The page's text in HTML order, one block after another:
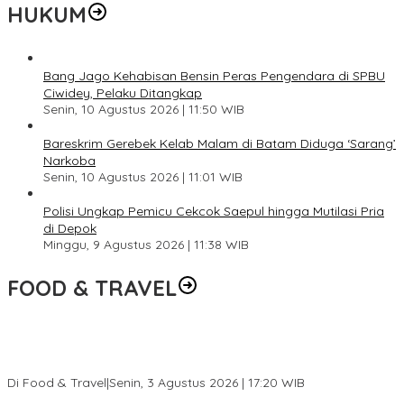
HUKUM
Bang Jago Kehabisan Bensin Peras Pengendara di SPBU
Ciwidey, Pelaku Ditangkap
Senin, 10 Agustus 2026 | 11:50 WIB
Bareskrim Gerebek Kelab Malam di Batam Diduga ‘Sarang’
Narkoba
Senin, 10 Agustus 2026 | 11:01 WIB
Polisi Ungkap Pemicu Cekcok Saepul hingga Mutilasi Pria
di Depok
Minggu, 9 Agustus 2026 | 11:38 WIB
FOOD & TRAVEL
Di Food & Travel|Senin, 3 Agustus 2026 | 17:20 WIB